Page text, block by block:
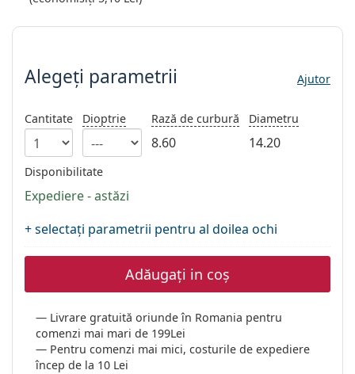
Prada
Toate soluțiile
Alegeți parametrii
Alegeți parametrii Ajutor
Cantitate Dioptrie Rază de curbură
8.60
Diametru
14.20
Disponibilitate
Expediere - astăzi
+ selectați parametrii pentru al doilea ochi
Adăugați in coș
Livrare gratuită oriunde în Romania pentru
comenzi mai mari de 199Lei
Pentru comenzi mai mici, costurile de expediere
încep de la 10 Lei